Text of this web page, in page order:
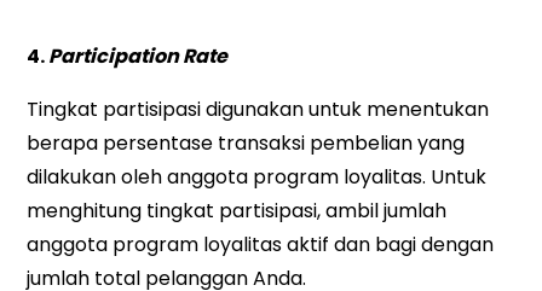
4.Participation Rate
Tingkat partisipasi digunakan untuk menentukan
berapa persentase transaksi pembelian yang
dilakukan oleh anggota program loyalitas. Untuk
menghitung tingkat partisipasi, ambil jumlah
anggota program loyalitas aktif dan bagi dengan
jumlah total pelanggan Anda.